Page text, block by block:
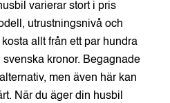
varierar stort i pris
utrustningsnivå och
allt från ett par hundra
kronor. Begagnade
men även här kan
När du äger din husbil